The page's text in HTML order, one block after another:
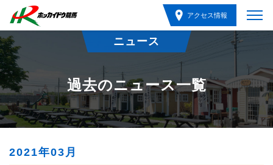
アクセス情報
ニュース
過去のニュース一覧
2021年03月